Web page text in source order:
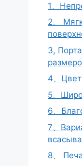
1、
2、
3,
4、
5、
6、
7、
8、